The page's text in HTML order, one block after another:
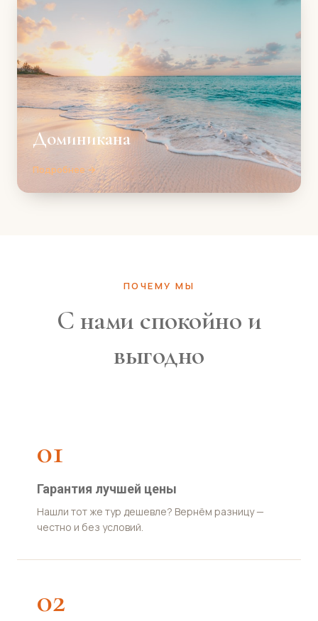
Доминикана
Подробнее →
ПОЧЕМУ МЫ
С нами спокойно и
выгодно
01
Гарантия лучшей цены
Нашли тот же тур дешевле? Вернём разницу —
честно и без условий.
02